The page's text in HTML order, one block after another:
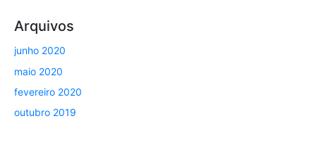
Arquivos
junho 2020
maio 2020
fevereiro 2020
outubro 2019